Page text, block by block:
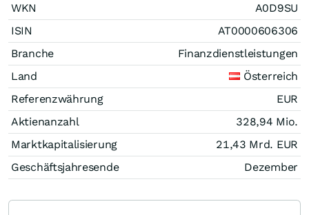
WKN
A0D9SU
ISIN
AT0000606306
Branche
Finanzdienstleistungen
Land
Österreich
Referenzwährung
EUR
Aktienanzahl
328,94 Mio.
Marktkapitalisierung
21,43 Mrd. EUR
Geschäftsjahresende
Dezember